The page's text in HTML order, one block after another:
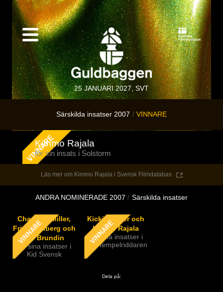
25 JANUARI 2027, SVT
Särskilda insatser 2007 VINNARE
Kimmo Rajala
för sin insats i Solstorm
Läs mer om Kimmo Rajala i Svensk Filmdatabas
ANDRA NOMINERADE 2007 Särskilda insatser
Charlotta Miller,
Frida Hallberg och
Pär Brundin
för sina insatser i
Kid Svensk
Kicki Ilander och
Kimmo Rajala
för sina insatser i
Arn: tempelriddaren
Dela på: